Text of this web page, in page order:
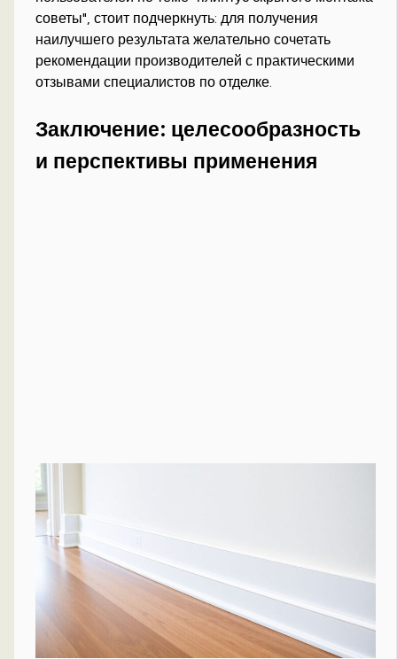
советы", стоит подчеркнуть: для получения
наилучшего результата желательно сочетать
рекомендации производителей с практическими
отзывами специалистов по отделке.
Заключение: целесообразность
и перспективы применения